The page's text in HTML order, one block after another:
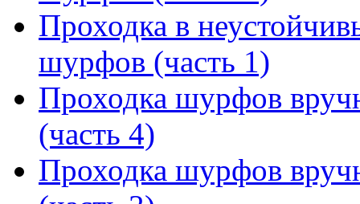
Проходка в
шурфов (часть 1)
Проходка шурфов
(часть 4)
Проходка шурфов